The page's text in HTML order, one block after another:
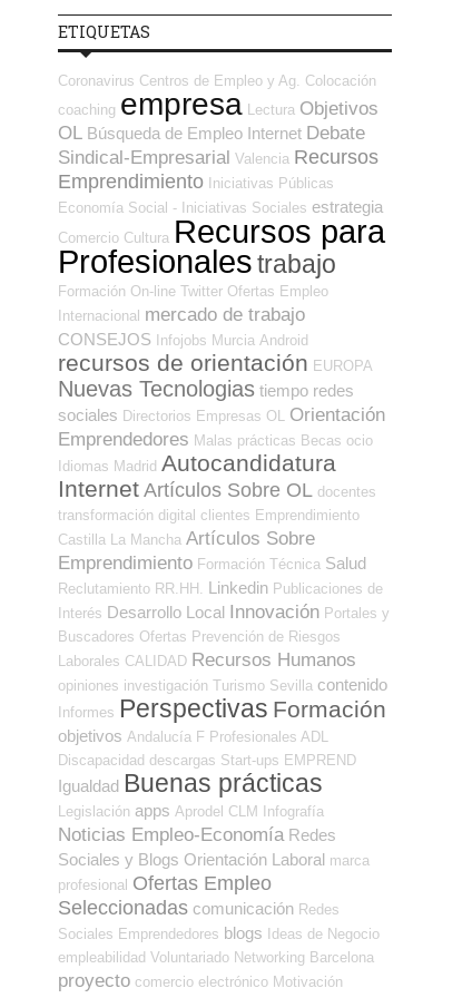
ETIQUETAS
Coronavirus Centros de Empleo y Ag. Colocación
coaching empresa Lectura Objetivos
OL Búsqueda de Empleo Internet Debate
Sindical-Empresarial Valencia Recursos
Emprendimiento Iniciativas Públicas
Economía Social - Iniciativas Sociales estrategia
Comercio Cultura Recursos para
Profesionalestrabajo
Formación On-line Twitter Ofertas Empleo
Internacional mercado de trabajo
CONSEJOS Infojobs Murcia Android
recursos de orientación EUROPA
Nuevas Tecnologias tiempo redes
sociales Directorios Empresas OL
Orientación
Emprendedores Malas prácticas Becas ocio
Idiomas Madrid Autocandidatura
Internet Artículos Sobre OL docentes
transformación digital clientes Emprendimiento
Castilla La Mancha Artículos Sobre
Emprendimiento Formación Técnica Salud
Reclutamiento RR.HH. Linkedin Publicaciones de
Interés Desarrollo Local Innovación Portales y
Buscadores Ofertas Prevención de Riesgos
Laborales CALIDAD Recursos Humanos
opiniones investigación Turismo Sevilla contenido
Informes Perspectivas Formación
objetivos Andalucía F Profesionales ADL
Discapacidad descargas Start-ups EMPREND
Igualdad Buenas prácticas
Legislación apps Aprodel CLM Infografía
Noticias Empleo-Economía Redes
Sociales y Blogs Orientación Laboral marca
profesional Ofertas Empleo
Seleccionadas comunicación Redes
Sociales Emprendedores blogs
Ideas de Negocio
empleabilidad Voluntariado Networking Barcelona
proyecto comercio electrónico Motivación